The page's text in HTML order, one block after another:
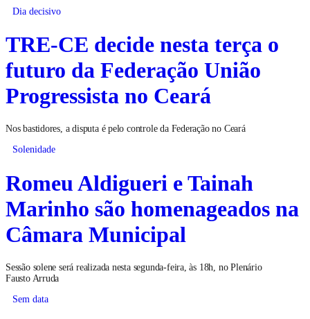
Dia decisivo
TRE-CE decide nesta terça o
futuro da Federação União
Progressista no Ceará
Nos bastidores, a disputa é pelo controle da Federação no Ceará
Solenidade
Romeu Aldigueri e Tainah
Marinho são homenageados na
Câmara Municipal
Sessão solene será realizada nesta segunda-feira, às 18h, no Plenário
Fausto Arruda
Sem data